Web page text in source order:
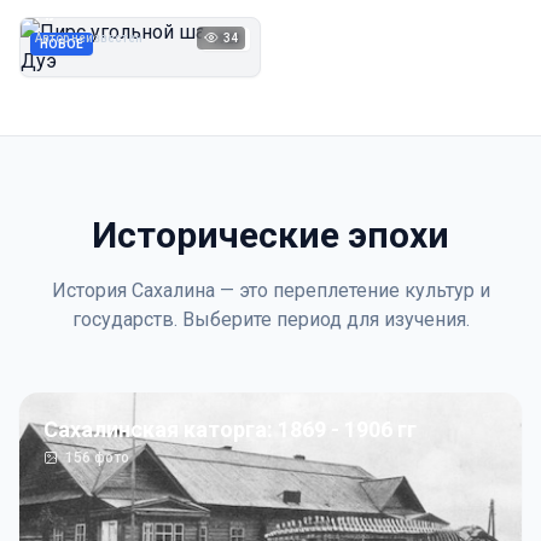
НОВОЕ 1923
Автор неизвестен 34
Исторические эпохи
История Сахалина — это переплетение культур и
государств. Выберите период для изучения.
Сахалинская каторга: 1869 - 1906 гг
156фото